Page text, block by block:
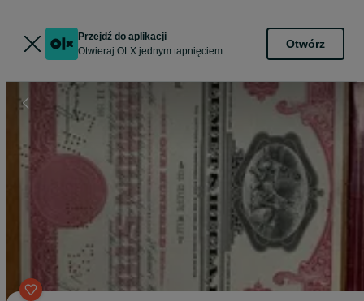
Przejdź do aplikacji
Otwieraj OLX jednym tapnięciem
Otwórz